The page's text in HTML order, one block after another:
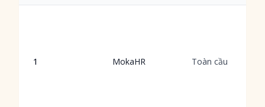
1 MokaHR Toàn cầu